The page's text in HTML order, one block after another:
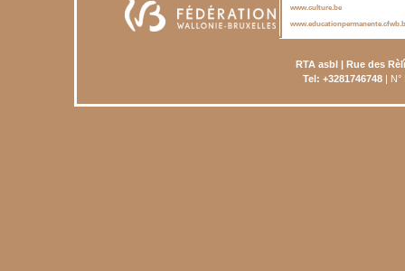
www.culture.be
RTA asbl | Rue des
Tel: +3281746748| N°